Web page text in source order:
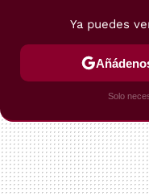
POSTRES VIAJES
Ya puedes
Solo